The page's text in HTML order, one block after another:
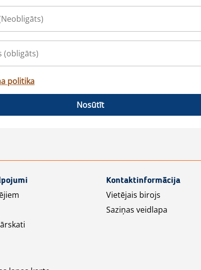
politika
Nosūtīt
Kontaktinformācija
Vietējais birojs
Saziņas veidlapa